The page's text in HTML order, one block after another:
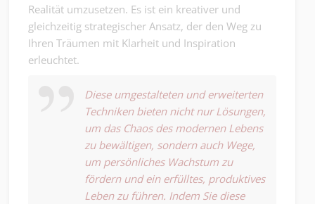
Realität umzusetzen. Es ist ein kreativer und
gleichzeitig strategischer Ansatz, der den Weg zu
Ihren Träumen mit Klarheit und Inspiration
erleuchtet.
Diese umgestalteten und erweiterten
Techniken bieten nicht nur Lösungen,
um das Chaos des modernen Lebens
zu bewältigen, sondern auch Wege,
um persönliches Wachstum zu
fördern und ein erfülltes, produktives
Leben zu führen. Indem Sie diese